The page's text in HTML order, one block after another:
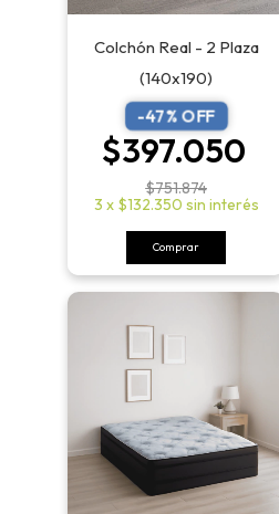
Colchón Real - 2 Plaza
(140x190)
-47% OFF
$397.050
$751.874
3 x $132.350 sin interés
Comprar